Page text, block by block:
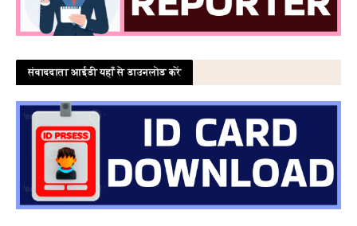
संवाददाता आईडी यहाँ से डाउनलोड करें